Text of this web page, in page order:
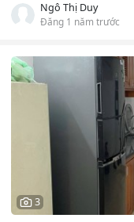
Ngô Thị Duy
Đăng 1 năm trước
3